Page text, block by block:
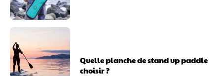
Quelle planche de stand up paddle
choisir ?